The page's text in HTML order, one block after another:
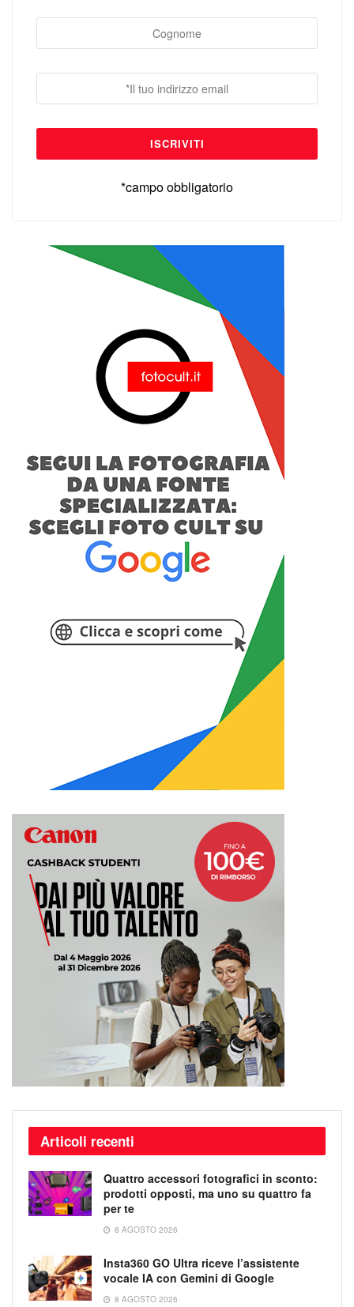
*campo obbligatorio
Articoli recenti
Quattro accessori fotografici in sconto:
prodotti opposti, ma uno su quattro fa
per te
8 AGOSTO 2026
Insta360 GO Ultra riceve l’assistente
vocale IA con Gemini di Google
8 AGOSTO 2026